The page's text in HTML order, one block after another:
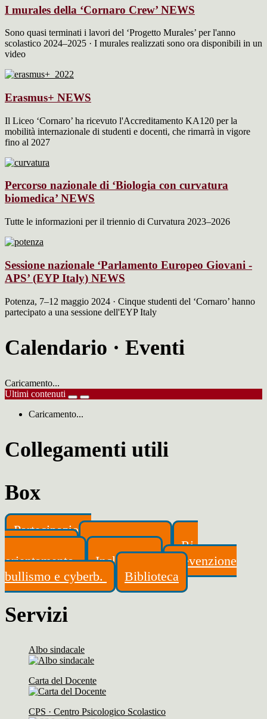
I murales della ‘Cornaro Crew’ NEWS
Sono quasi terminati i lavori del ‘Progetto Murales’ per l'anno
scolastico 2024–2025 · I murales realizzati sono ora disponibili in un
video
Erasmus+ NEWS
Il Liceo ‘Cornaro’ ha ricevuto l'Accreditamento KA120 per la
mobilità internazionale di studenti e docenti, che rimarrà in vigore
fino al 2027
Percorso nazionale di ‘Biologia con curvatura
biomedica’ NEWS
Tutte le informazioni per il triennio di Curvatura 2023–2026
Sessione nazionale ‘Parlamento Europeo Giovani -
APS’ (EYP Italy) NEWS
Potenza, 7–12 maggio 2024 · Cinque studenti del ‘Cornaro’ hanno
partecipato a una sessione dell'EYP Italy
Calendario · Eventi
Caricamento...
Ultimi contenuti
Caricamento...
Collegamenti utili
Box
Partecipazione
Orientamento
Ri-
orientamento
Inclusione
Prevenzione
bullismo e cyberb.
Biblioteca
Servizi
Albo sindacale
Carta del Docente
CPS · Centro Psicologico Scolastico